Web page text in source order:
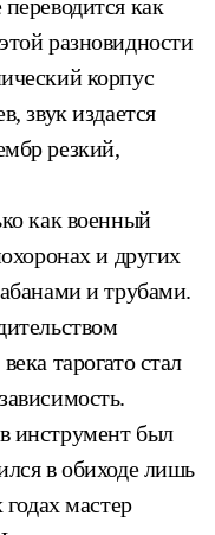
как
разновидности
корпус
звук издается
резкий,
как военный
и других
и трубами.
тарогато стал
инструмент был
в обиходе лишь
мастер